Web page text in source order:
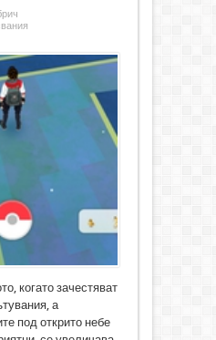
когато зачестяват
а
под открито небе